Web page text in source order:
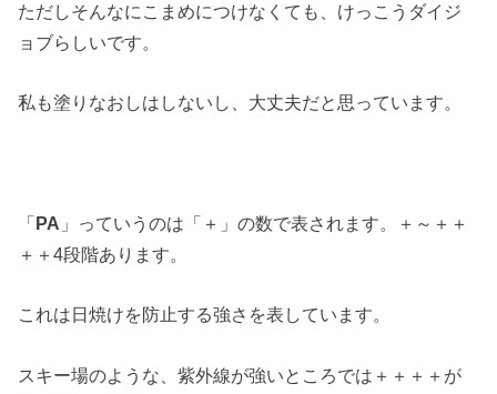
ただしそんなにこまめにつけなくても、けっこうダイジ
ョブらしいです。
私も塗りなおしはしないし、大丈夫だと思っています。
「PA 」っていうのは「＋」の数で表されます。＋～＋＋
＋＋4段階あります。
これは日焼けを防止する強さを表しています。
スキー場のような、紫外線が強いところでは＋＋＋＋が